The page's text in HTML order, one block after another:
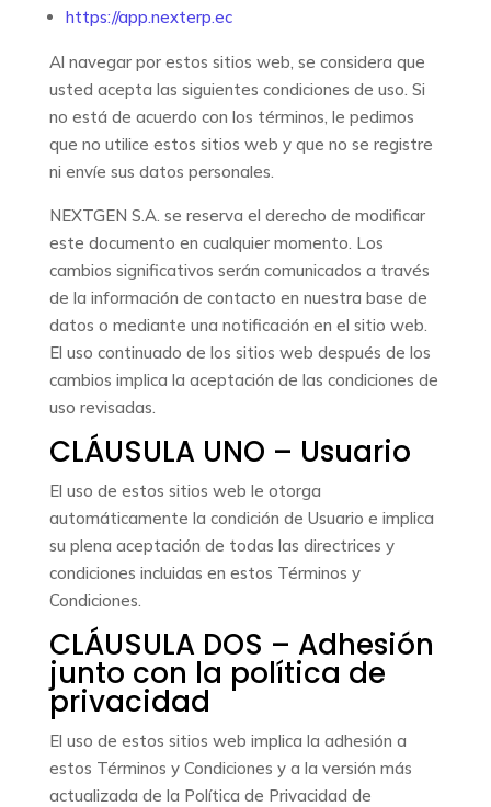
https://app.nexterp.ec
Al navegar por estos sitios web, se considera que
usted acepta las siguientes condiciones de uso. Si
no está de acuerdo con los términos, le pedimos
que no utilice estos sitios web y que no se registre
ni envíe sus datos personales.
NEXTGEN S.A. se reserva el derecho de modificar
este documento en cualquier momento. Los
cambios significativos serán comunicados a través
de la información de contacto en nuestra base de
datos o mediante una notificación en el sitio web.
El uso continuado de los sitios web después de los
cambios implica la aceptación de las condiciones de
uso revisadas.
CLÁUSULA UNO – Usuario
El uso de estos sitios web le otorga
automáticamente la condición de Usuario e implica
su plena aceptación de todas las directrices y
condiciones incluidas en estos Términos y
Condiciones.
CLÁUSULA DOS – Adhesión
junto con la política de
privacidad
El uso de estos sitios web implica la adhesión a
estos Términos y Condiciones y a la versión más
actualizada de la Política de Privacidad de